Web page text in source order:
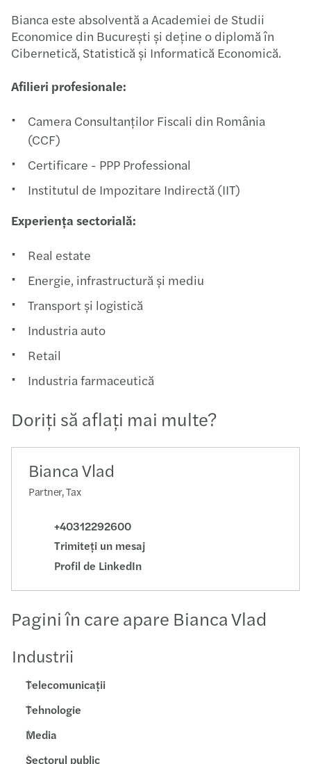
Bianca este absolventă a Academiei de Studii
Economice din București și deține o diplomă în
Cibernetică, Statistică și Informatică Economică.​
Afilieri profesionale:​
Camera Consultanților Fiscali din România
(CCF)​​
Certificare - PPP Professional​​
Institutul de Impozitare Indirectă (IIT)​
​Experiența sectorială:​
Real estate​
Energie, infrastructură și mediu​ ​
Transport și logistică​ ​
Industria auto​ ​
Retail​ ​
Industria farmaceutică​​
Doriţi să aflaţi mai multe?
Bianca Vlad
Partner, Tax
+40312292600
Trimiteţi un mesaj
Profil de LinkedIn
Pagini în care apare Bianca Vlad
Industrii
Telecomunicații
Tehnologie
Media
Sectorul public